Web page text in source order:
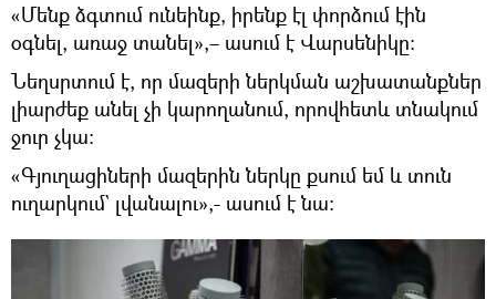
«Մենք ձգտում ունեինք, իրենք էլ փորձում էին
օգնել, առաջ տանել»,– ասում է Վարսենիկը։
Նեղսրտում է, որ մազերի ներկման աշխատանքներ
լիարժեք անել չի կարողանում, որովհետև տնակում
ջուր չկա։
«Գյուղացիների մազերին ներկը քսում եմ և տուն
ուղարկում` լվանալու»,- ասում է նա։